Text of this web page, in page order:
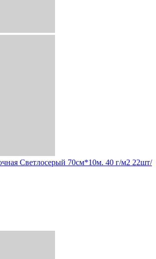
Светлосерый 70см*10м. 40 г/м2 22шт/